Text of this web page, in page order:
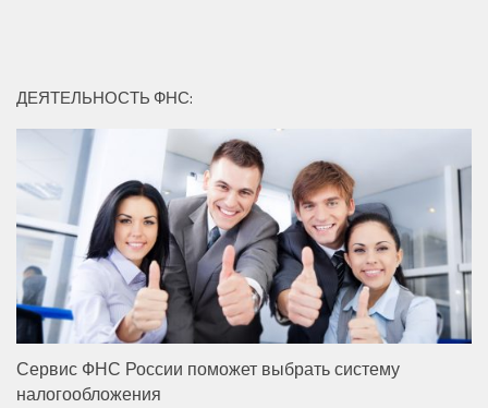
ДЕЯТЕЛЬНОСТЬ ФНС:
Сервис ФНС России поможет выбрать систему
налогообложения